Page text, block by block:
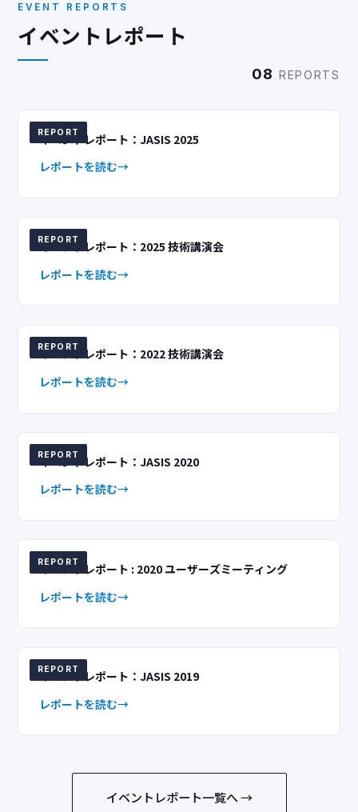
EVENT REPORTS
イベントレポート
08 REPORTS
REPORT
イベントレポート：JASIS 2025
レポートを読む
REPORT
イベントレポート：2025 技術講演会
レポートを読む
REPORT
イベントレポート：2022 技術講演会
レポートを読む
REPORT
イベントレポート：JASIS 2020
レポートを読む
REPORT
イベントレポート : 2020 ユーザーズミーティング
レポートを読む
REPORT
イベントレポート：JASIS 2019
レポートを読む
イベントレポート一覧へ →